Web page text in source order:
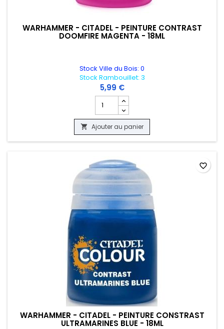
WARHAMMER - CITADEL - PEINTURE CONTRAST
DOOMFIRE MAGENTA - 18ML
Stock Ville du Bois: 0
Stock Rambouillet: 3
5,99 €
Champ quantité du produit WARHAMMER
 Ajouter au panier
WARHAMMER - CITADEL - PEINTURE CONSTRAST
ULTRAMARINES BLUE - 18ML
favorite_border